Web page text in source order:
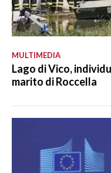
MULTIMEDIA
Lago di Vico,
marito di Roccella